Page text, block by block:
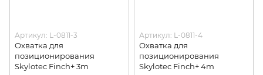
Артикул: L-0811-3
Охватка для
позиционирования
Skylotec Finch+ 3m
Артикул: L-0811-4
Охватка для
позиционирования
Skylotec Finch+ 4m